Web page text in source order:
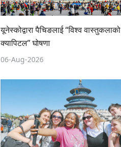
यूनेस्कोद्वारा पैचिङलाई “विश्व वास्तुकलाको
क्यापिटल” घोषणा
06-Aug-2026